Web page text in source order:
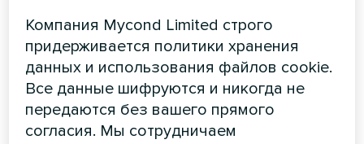
Модульный тепловой насос
серии MCU
с фанкойлом
Mycond Duct
Канальный фанкойл MyCond
обеспечивает эффективное
распределение воздуха и
Компания Mycond Limited строго
придерживается политики хранения
данных и использования файлов cookie.
Все данные шифруются и никогда не
передаются без вашего прямого
согласия. Мы сотрудничаем